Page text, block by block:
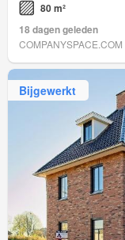
80 m²
18 dagen geleden
COMPANYSPACE.COM
Bijgewerkt